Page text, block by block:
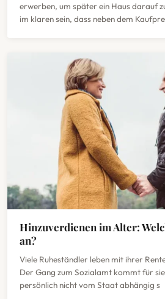
erwerben, um später ein Haus darauf
im klaren sein, dass neben dem
Hinzuverdienen im Alter:
an?
Viele Ruheständler leben mit ihrer
Der Gang zum Sozialamt kommt für
persönlich nicht vom Staat abhängig s